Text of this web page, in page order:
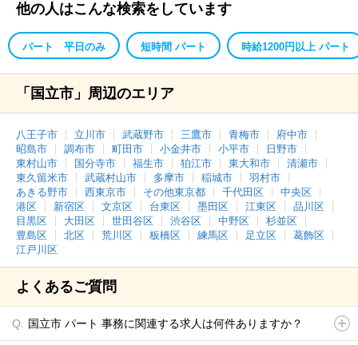
他の人はこんな検索をしています
パート 平日のみ 短時間 パート 時給1200円以上 パート
「国立市」周辺のエリア
八王子市 立川市 武蔵野市 三鷹市 青梅市
府中市
昭島市
調布市 町田市 小金井市 小平市
日野市
東村山市
国分寺市 福生市 狛江市 東大和市
清瀬市
東久留米市
武蔵村山市 多摩市 稲城市
羽村市
あきる野市
西東京市 その他東京都 千代田区
中央区
港区
新宿区 文京区 台東区 墨田区 江東区
品川区
目黒区
大田区 世田谷区 渋谷区 中野区
杉並区
豊島区
北区 荒川区 板橋区 練馬区 足立区
葛飾区
江戸川区
よくあるご質問
国立市 パート 事務に関連する求人は何件ありますか？